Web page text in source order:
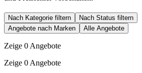
Nach Kategorie filtern
Nach Status filtern
Angebote nach Marken
Alle Angebote
Zeige 0 Angebote
Zeige 0 Angebote